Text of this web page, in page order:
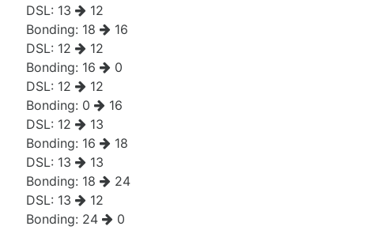
DSL: 13
12
Bonding: 18
16
DSL: 12
12
Bonding: 16
0
DSL: 12
12
Bonding: 0
16
DSL: 12
13
Bonding: 16
18
DSL: 13
13
Bonding: 18
24
DSL: 13
12
Bonding: 24
0